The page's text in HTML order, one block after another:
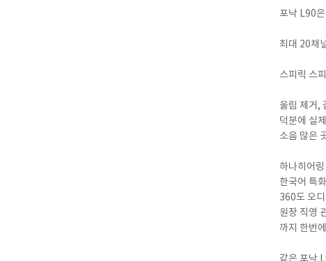
포낙 L90은
최대 20채
스피릭 스
울림 제거,
덕분에 실
소음 많은
하나히어
한국어 특
360도 오
원장 직영
까지 한번